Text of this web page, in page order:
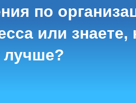
по
или знаете,
лучше?